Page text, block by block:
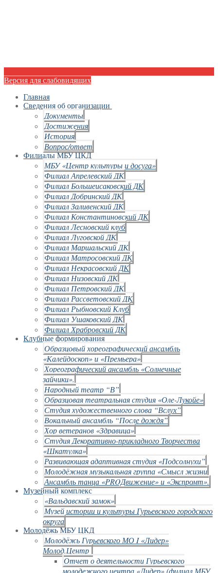
Версия для слабовидящих
Главная
Сведения об организации
Документы
Достижения
История
Вопрос/ответ
Филиалы МБУ ЦКД
МБУ «Центр культуры и досуга»
Филиал Апрелевский ДК
Филиал Большеисаковский ДК
Филиал Добринский ДК
Филиал Заливенский ДК
Филиал Константиновский ДК
Филиал Лесновский клуб
Филиал Луговской ДК
Филиал Маршальский ДК
Филиал Матросовский ДК
Филиал Некрасовский ДК
Филиал Низовский ДК
Филиал Петровский ДК
Филиал Рассветовский ДК
Филиал Рыбновский Клуб
Филиал Ушаковский ДК
Филиал Храбровский ДК
Клубные формирования
Образцовый хореографический ансамбль
«Калейдоскоп» и «Премьера»
Хореографический ансамбль «Солнечные
зайчики».
Народный театр “В”
Образцовая театральная студия «Оле-Лукойе»
Студия художественного слова “Вслух”
Вокальный ансамбль “После дождя”
Хор ветеранов «Здравица»
Студия Декоративно-прикладного Творчества
«Шкатулка»
Развивающая адаптивная студия «Подсолнухи”
Молодёжная музыкальная группа «Смысл жизни
Ансамбль танца «PROДвижение» и «Экспромт».
Музейный комплекс
«Вальдавский замок»
Музей истории и культуры Гурьевского городского
округа
Молодёжь МБУ ЦКД
Молодёжь Гурьевского МО I «Лидер»
Молод.Центр
Отчет о деятельности Гурьевского